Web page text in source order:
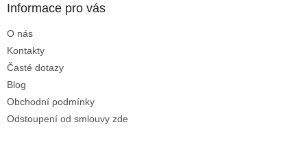
Informace pro vás
O nás
Kontakty
Časté dotazy
Blog
Obchodní podmínky
Odstoupení od smlouvy zde